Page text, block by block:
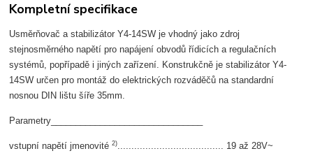
Kompletní specifikace
Usměrňovač a stabilizátor Y4-14SW je vhodný jako zdroj
stejnosměrného napětí pro napájení obvodů řídicích a regulačních
systémů, popřípadě i jiných zařízení. Konstrukčně je stabilizátor Y4-
14SW určen pro montáž do elektrických rozváděčů na standardní
nosnou DIN lištu šíře 35mm.
Parametry_______________________________
vstupní napětí jmenovité2)...................................... 19 až 28V~